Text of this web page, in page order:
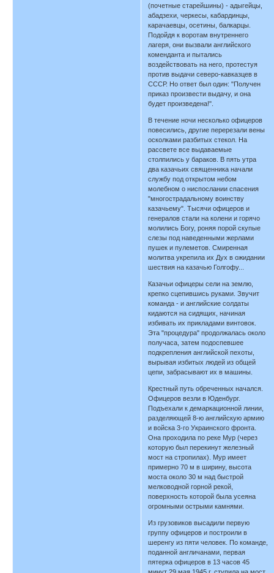
(почетные старейшины) - адыгейцы,
абадзехи, черкесы, кабардинцы,
карачаевцы, осетины, балкарцы.
Подойдя к воротам внутреннего
лагеря, они вызвали английского
коменданта и пытались
воздействовать на него, протестуя
против выдачи северо-кавказцев в
СССР. Но ответ был один: "Получен
приказ произвести выдачу, и она
будет произведена!".
В течение ночи несколько офицеров
повесились, другие перерезали вены
осколками разбитых стекол. На
рассвете все выдаваемые
столпились у бараков. В пять утра
два казачьих священника начали
службу под открытом небом
молебном о ниспослании спасения
"многострадальному воинству
казачьему". Тысячи офицеров и
генералов стали на колени и горячо
молились Богу, роняя порой скупые
слезы под наведенными жерлами
пушек и пулеметов. Смиренная
молитва укрепила их Дух в ожидании
шествия на казачью Голгофу...
Казачьи офицеры сели на землю,
крепко сцепившись руками. Звучит
команда - и английские солдаты
кидаются на сидящих, начиная
избивать их прикладами винтовок.
Эта "процедура" продолжалась около
получаса, затем подоспевшее
подкрепления английской пехоты,
вырывая избитых людей из общей
цепи, забрасывают их в машины.
Крестный путь обреченных начался.
Офицеров везли в Юденбург.
Подъехали к демаркационной линии,
разделяющей 8-ю английскую армию
и войска 3-го Украинского фронта.
Она проходила по реке Мур (через
которую был перекинут железный
мост на стропилах). Мур имеет
примерно 70 м в ширину, высота
моста около 30 м над быстрой
мелководной горной рекой,
поверхность которой была усеяна
огромными острыми камнями.
Из грузовиков высадили первую
группу офицеров и построили в
шеренгу из пяти человек. По команде,
поданной англичанами, первая
пятерка офицеров в 13 часов 45